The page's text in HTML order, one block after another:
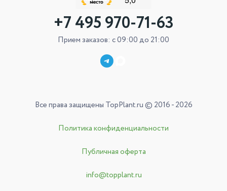
+7 495 970-71-63
Прием заказов: с 09:00 до 21:00
Все права защищены TopPlant.ru © 2016 - 2026
Политика конфиденциальности
Публичная оферта
info@topplant.ru